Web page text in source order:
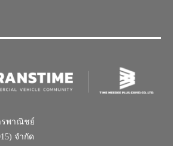
รพาณิชย์
จำกัด